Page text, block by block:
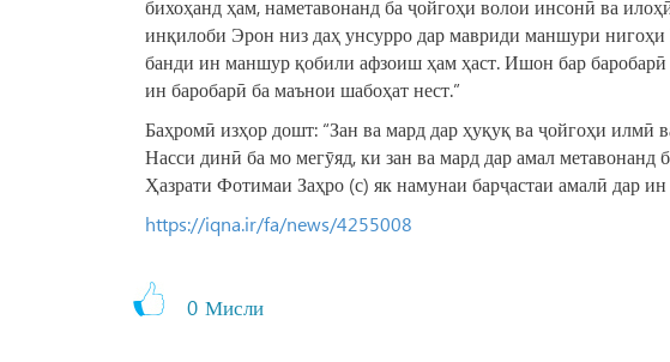
бихоҳанд ҳам, наметавонанд ба ҷойгоҳи волои инсонӣ ва
инқилоби Эрон низ даҳ унсурро дар мавриди маншури нигоҳи
банди ин маншур қобили афзоиш ҳам ҳаст. Ишон бар
ин баробарӣ ба маънои шабоҳат нест.”
Баҳромӣ изҳор дошт: “Зан ва мард дар ҳуқуқ ва ҷойгоҳи илмӣ
Насси динӣ ба мо мегӯяд, ки зан ва мард дар амал
Ҳазрати Фотимаи Заҳро (с) як намунаи барҷастаи амалӣ дар ин
https://iqna.ir/fa/news/4255008
0 Мисли